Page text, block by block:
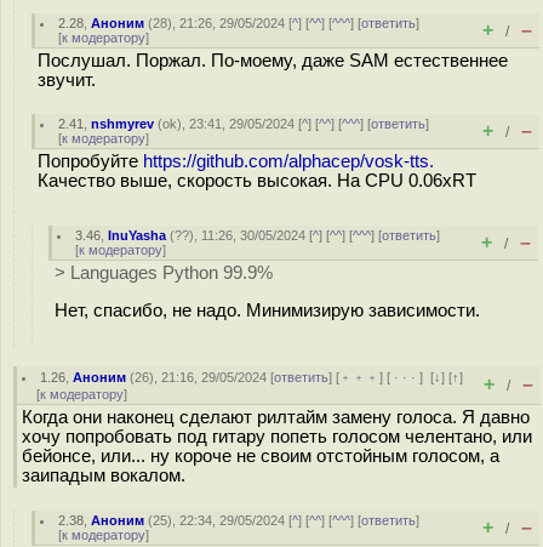
2.28 ,Аноним (28), 21:26, 29/05/2024 [^] [^^] [^^^] [ответить]
[к модератору] + / –
Послушал. Поржал. По-моему, даже SAM естественнее
звучит.
2.41 ,nshmyrev (ok), 23:41, 29/05/2024 [^] [^^] [^^^] [ответить]
[к модератору] + / –
Попробуйте https://github.com/alphacep/vosk-tts.
Качество выше, скорость высокая. На CPU 0.06xRT
3.46 ,InuYasha (??), 11:26, 30/05/2024 [^] [^^] [^^^] [ответить]
[к модератору] + / –
> Languages Python 99.9%
Нет, спасибо, не надо. Минимизирую зависимости.
1.26 ,Аноним (26), 21:16, 29/05/2024 [ответить] [ ﹢﹢﹢] [ · · ·][↓] [↑]
[к модератору] + / –
Когда они наконец сделают рилтайм замену голоса. Я давно
хочу попробовать под гитару попеть голосом челентано, или
бейонсе, или... ну короче не своим отстойным голосом, а
заипадым вокалом.
2.38 ,Аноним (25), 22:34, 29/05/2024 [^] [^^] [^^^] [ответить]
[к модератору] + / –